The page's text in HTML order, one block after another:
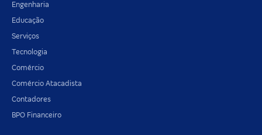
Engenharia
Educação
Serviços
Tecnologia
Comércio
Comércio Atacadista
Contadores
BPO Financeiro